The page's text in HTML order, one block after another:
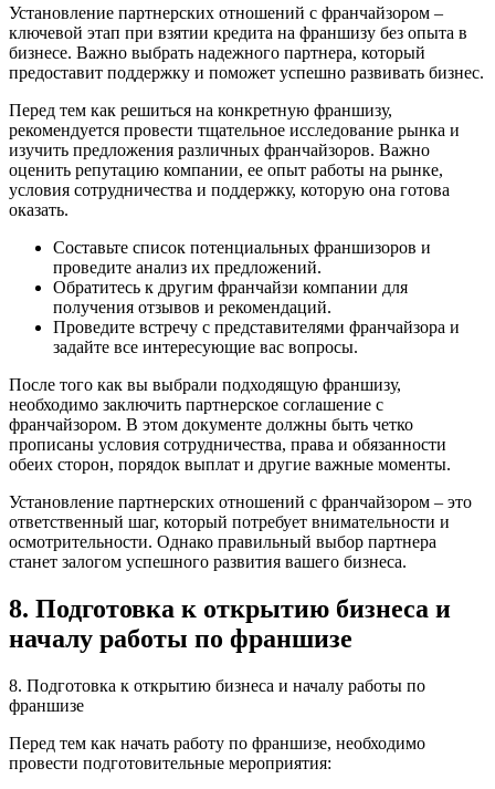
Установление партнерских отношений с франчайзором –
ключевой этап при взятии кредита на франшизу без опыта в
бизнесе. Важно выбрать надежного партнера, который
предоставит поддержку и поможет успешно развивать бизнес.
Перед тем как решиться на конкретную франшизу,
рекомендуется провести тщательное исследование рынка и
изучить предложения различных франчайзоров. Важно
оценить репутацию компании, ее опыт работы на рынке,
условия сотрудничества и поддержку, которую она готова
оказать.
Составьте список потенциальных франшизоров и
проведите анализ их предложений.
Обратитесь к другим франчайзи компании для
получения отзывов и рекомендаций.
Проведите встречу с представителями франчайзора и
задайте все интересующие вас вопросы.
После того как вы выбрали подходящую франшизу,
необходимо заключить партнерское соглашение с
франчайзором. В этом документе должны быть четко
прописаны условия сотрудничества, права и обязанности
обеих сторон, порядок выплат и другие важные моменты.
Установление партнерских отношений с франчайзором – это
ответственный шаг, который потребует внимательности и
осмотрительности. Однако правильный выбор партнера
станет залогом успешного развития вашего бизнеса.
8. Подготовка к открытию бизнеса и
началу работы по франшизе
8. Подготовка к открытию бизнеса и началу работы по
франшизе
Перед тем как начать работу по франшизе, необходимо
провести подготовительные мероприятия: